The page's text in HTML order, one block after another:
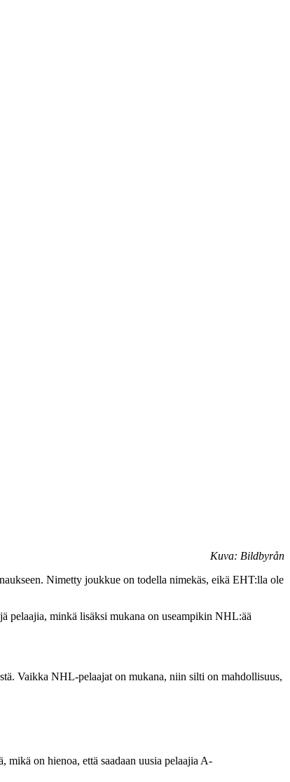
Kuva: Bildbyrån
Nimetty joukkue on todella nimekäs, eikä EHT:lla ole
pelaajia, minkä lisäksi mukana on useampikin NHL:ää
Vaikka NHL-pelaajat on mukana, niin silti on mahdollisuus,
on hienoa, että saadaan uusia pelaajia A-